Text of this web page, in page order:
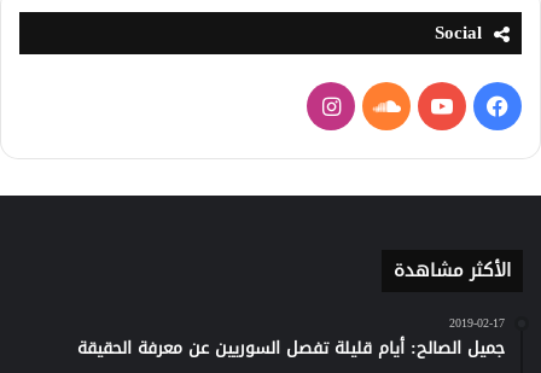
Social
فيسبوكيوتيوبساوند
كلاود
انستقرام
الأكثر مشاهدة
2019-02-17
جميل الصالح: أيام قليلة تفصل السوريين عن معرفة الحقيقة